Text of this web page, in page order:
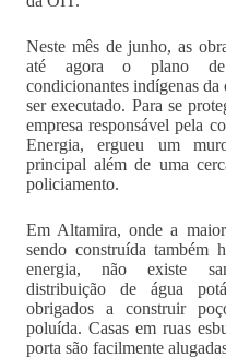
Neste mês de junho, as
até agora o plano de
condicionantes indígenas da
ser executado. Para se
empresa responsável pela
Energia, ergueu um
principal além de uma
policiamento.
Em Altamira, onde a
sendo construída também
energia, não existe
distribuição de água
obrigados a construir
poluída. Casas em ruas
porta são facilmente